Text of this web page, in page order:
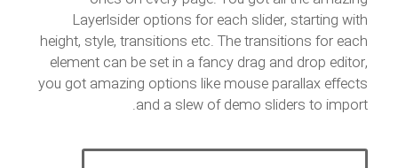
Layerlsider options for each slider, starting with
height, style, transitions etc. The transitions for each
element can be set in a fancy drag and drop editor,
you got amazing options like mouse parallax effects
and a slew of demo sliders to import.